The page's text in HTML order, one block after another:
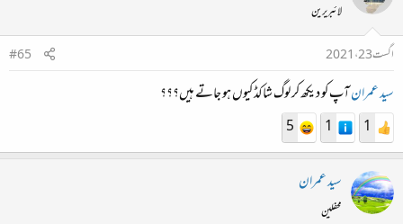
لائبریرین
اگست 23، 2021
#65
سید عمرانآپ کو دیکھ کر لوگ شاکڈ کیوں ہو جاتے ہیں؟؟؟
1
1
5
سید عمران
محفلین